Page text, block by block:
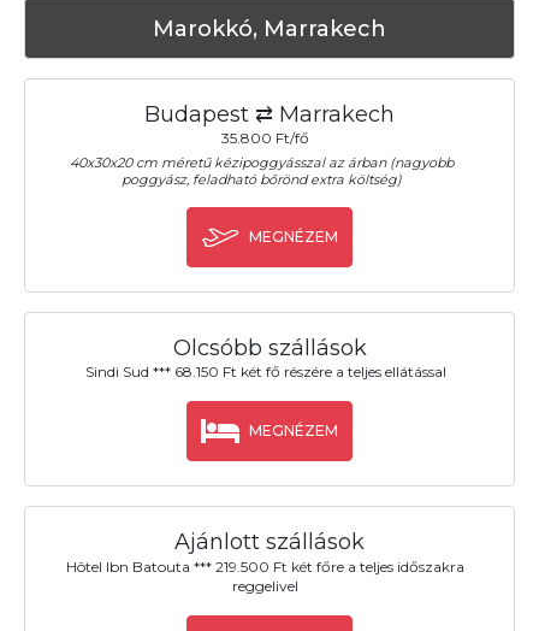
Marokkó, Marrakech
Budapest ⇄ Marrakech
35.800 Ft/fő
40x30x20 cm méretű kézipoggyásszal az árban (nagyobb
poggyász, feladható bőrönd extra költség)
MEGNÉZEM
Olcsóbb szállások
Sindi Sud *** 68.150 Ft két fő részére a teljes ellátással
MEGNÉZEM
Ajánlott szállások
Hôtel Ibn Batouta *** 219.500 Ft két főre a teljes időszakra
reggelivel